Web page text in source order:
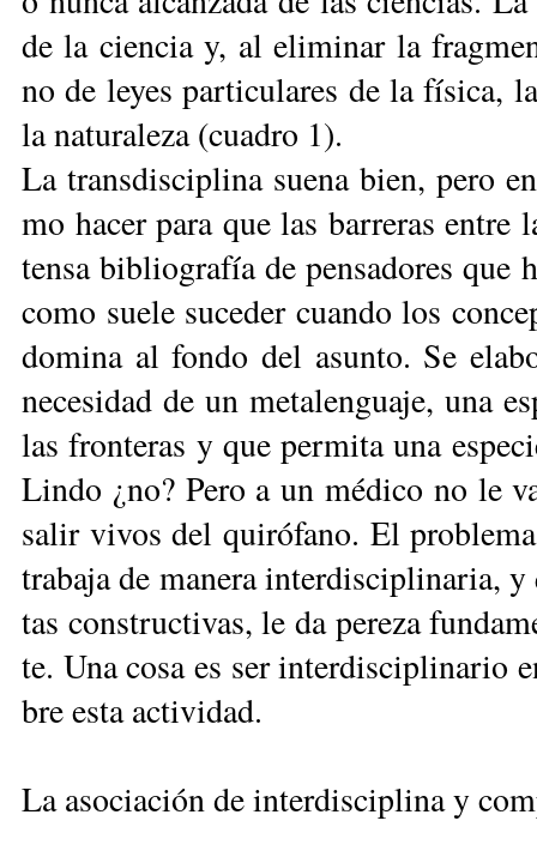
de la cien­cia y, al eli­mi­nar la
no de le­yes par­ti­cu­la­res de la fí­si­ca,
la na­tu­ra­le­za (cua­dro 1).
La trans­dis­ci­pli­na sue­na bien, pe­ro
mo ha­cer pa­ra que las ba­rre­ras
ten­sa bi­blio­gra­fía de pen­sa­do­res que
co­mo sue­le su­ce­der cuan­do los
do­mi­na al fon­do del asun­to. Se
ne­ce­si­dad de un me­ta­len­gua­je, una
las fron­te­ras y que per­mi­ta una
Lin­do ¿no? Pe­ro a un mé­di­co no le
sa­lir vi­vos del qui­ró­fa­no. El
tra­ba­ja de ma­ne­ra in­ter­dis­ci­pli­na­ria,
tas cons­truc­ti­vas, le da pe­re­za
te. Una co­sa es ser in­ter­dis­ci­pli­na­rio
bre es­ta ac­ti­vi­dad.
La asociación de interdisciplina y